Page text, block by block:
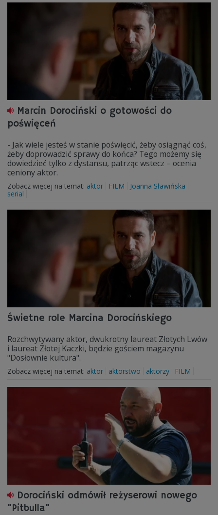
Marcin Dorociński o gotowości do
poświęceń
- Jak wiele jesteś w stanie poświęcić, żeby osiągnąć coś,
żeby doprowadzić sprawy do końca? Tego możemy się
dowiedzieć tylko z dystansu, patrząc wstecz – ocenia
ceniony aktor.
Zobacz więcej na temat: aktor FILM
Joanna Sławińska
serial
Świetne role Marcina Dorocińskiego
Rozchwytywany aktor, dwukrotny laureat Złotych Lwów
i laureat Złotej Kaczki, będzie gościem magazynu
"Dosłownie kultura".
Zobacz więcej na temat: aktor aktorstwo aktorzy FILM
Dorociński odmówił reżyserowi nowego
"Pitbulla"